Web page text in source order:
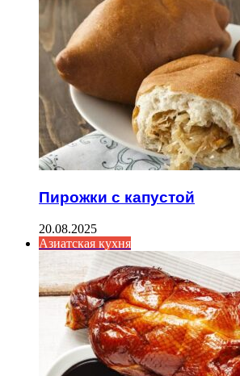
Пирожки с капустой
20.08.2025
Азиатская кухня